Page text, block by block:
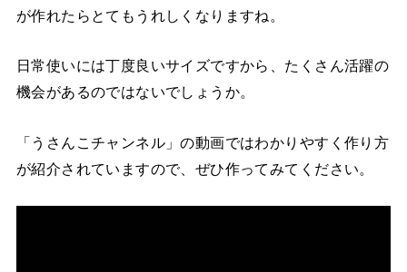
が作れたらとてもうれしくなりますね。
日常使いには丁度良いサイズですから、たくさん活躍の
機会があるのではないでしょうか。
「うさんこチャンネル」の動画ではわかりやすく作り方
が紹介されていますので、ぜひ作ってみてください。